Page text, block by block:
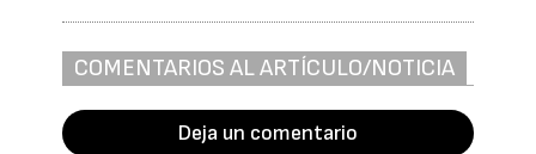
COMENTARIOS AL ARTÍCULO/NOTICIA
Deja un comentario